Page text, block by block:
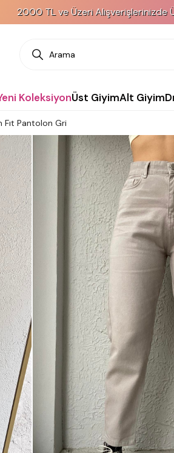
ve Üzeri Alışverişlerinizde Ücretsiz
KoleksiyonÜst GiyimAlt Giyim
Pantolon Gri